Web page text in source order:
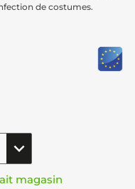
de costumes.
magasin